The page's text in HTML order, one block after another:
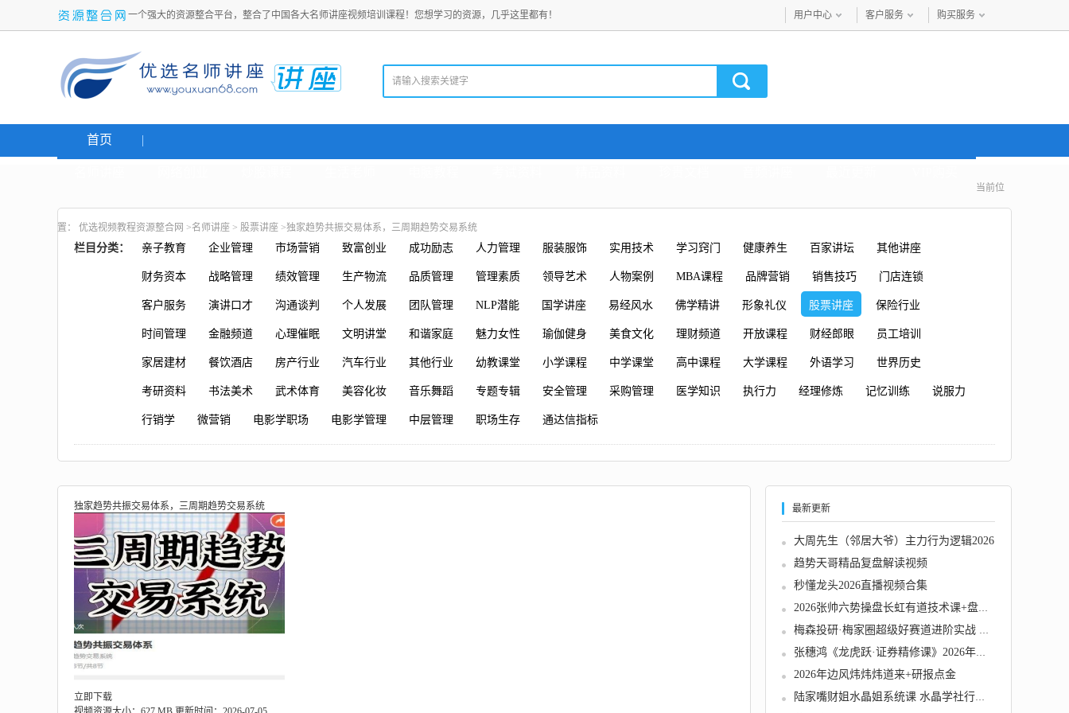
一个强大的资源整合平台，整合了中国各大名师讲座视频培训课程！您想学习的资源，几乎这里都有！ 用户中心 客户服务 购买服务
首页
当前位
置： 优选视频教程资源整合网 >名师讲座 > 股票讲座 >独家趋势共振交易体系，三周期趋势交易系统
栏目分类： 亲子教育 企业管理 市场营销 致富创业 成功励志 人力管理 服装服饰 实用技术 学习窍门 健康养生 百家讲坛 其他讲座
财务资本 战略管理 绩效管理 生产物流 品质管理 管理素质 领导艺术 人物案例 MBA课程 品牌营销 销售技巧 门店连锁
客户服务 演讲口才 沟通谈判 个人发展 团队管理 NLP潜能 国学讲座 易经风水 佛学精讲 形象礼仪 股票讲座 保险行业
时间管理 金融频道 心理催眠 文明讲堂 和谐家庭 魅力女性 瑜伽健身 美食文化 理财频道 开放课程 财经郎眼 员工培训
家居建材 餐饮酒店 房产行业 汽车行业 其他行业 幼教课堂 小学课程 中学课堂 高中课程 大学课程 外语学习 世界历史
考研资料 书法美术 武术体育 美容化妆 音乐舞蹈 专题专辑 安全管理 采购管理 医学知识 执行力 经理修炼 记忆训练 说服力
行销学 微营销 电影学职场 电影学管理 中层管理 职场生存 通达信指标
独家趋势共振交易体系，三周期趋势交易系统
立即下载
最新更新
大周先生（邻居大爷）主力行为逻辑2026
趋势天哥精品复盘解读视频
秒懂龙头2026直播视频合集
2026张帅六势操盘长虹有道技术课+盘后解盘视频...
梅森投研·梅家圈超级好赛道进阶实战 视频＋文...
张穗鸿《龙虎跃·证券精修课》2026年小班课（...
2026年边风炜炜炜道来+研报点金
陆家嘴财姐水晶姐系统课 水晶学社行研内训直播...